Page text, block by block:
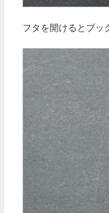
フタを開けるとブッ